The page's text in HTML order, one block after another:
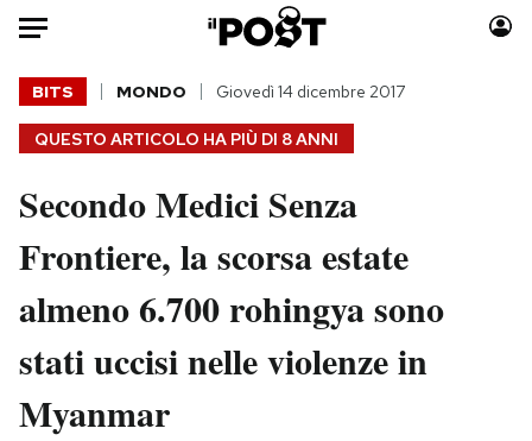
Auto
HOME
Italia
Politica
Tecnologia
Scienza
Moda
Consumismi
Storie/Idee
Ok Boomer!
Media
QUESTO ARTICOLO HA PIÙ DI 8 ANNI
BITS MONDO Giovedì 14 dicembre 2017
Secondo Medici Senza
Frontiere, la scorsa estate
almeno 6.700 rohingya sono
stati uccisi nelle violenze in
Myanmar